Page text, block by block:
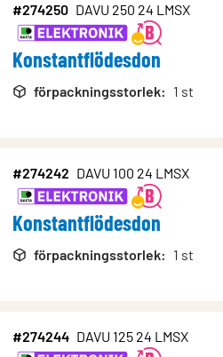
#274250 DAVU 250 24 LMSX
Konstantflödesdon
förpackningsstorlek: 1 st
#274242 DAVU 100 24 LMSX
Konstantflödesdon
förpackningsstorlek: 1 st
#274244 DAVU 125 24 LMSX